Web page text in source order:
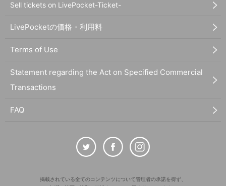
Sell tickets on LivePocket-Ticket-
LivePocketの価格・利用料
Terms of Use
Statement regarding the Act on Specified Commercial
Transactions
FAQ
掲載されている全てのコンテンツについて管理者の承諾を得ず、